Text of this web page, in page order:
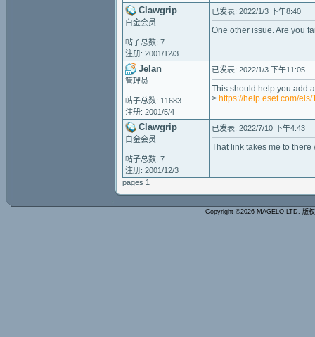
Clawgrip
白金会员
帖子总数: 7
注册: 2001/12/3
已发表: 2022/1/3 下午8:40
One other issue. Are you
Jelan
管理员
帖子总数: 11683
注册: 2001/5/4
已发表: 2022/1/3 下午11:05
This should help you add
> https://help.eset.com/
Clawgrip
白金会员
帖子总数: 7
注册: 2001/12/3
已发表: 2022/7/10 下午4:43
That link takes me to
pages 1
Copyright ©2026 MAGELO LTD. 版